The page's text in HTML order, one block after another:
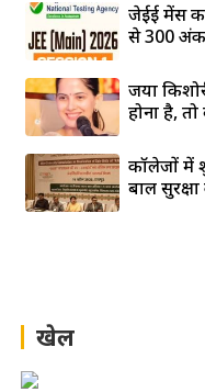
जेईई मेंस
से 300 अंक
जया
होना है,
कॉलेजों में
बाल
खेल